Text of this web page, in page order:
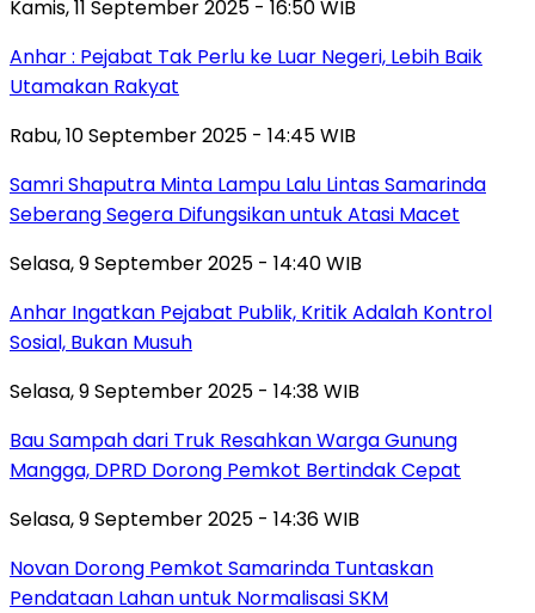
Kamis, 11 September 2025 - 16:50 WIB
Anhar : Pejabat Tak Perlu ke Luar Negeri, Lebih Baik
Utamakan Rakyat
Rabu, 10 September 2025 - 14:45 WIB
Samri Shaputra Minta Lampu Lalu Lintas Samarinda
Seberang Segera Difungsikan untuk Atasi Macet
Selasa, 9 September 2025 - 14:40 WIB
Anhar Ingatkan Pejabat Publik, Kritik Adalah Kontrol
Sosial, Bukan Musuh
Selasa, 9 September 2025 - 14:38 WIB
Bau Sampah dari Truk Resahkan Warga Gunung
Mangga, DPRD Dorong Pemkot Bertindak Cepat
Selasa, 9 September 2025 - 14:36 WIB
Novan Dorong Pemkot Samarinda Tuntaskan
Pendataan Lahan untuk Normalisasi SKM